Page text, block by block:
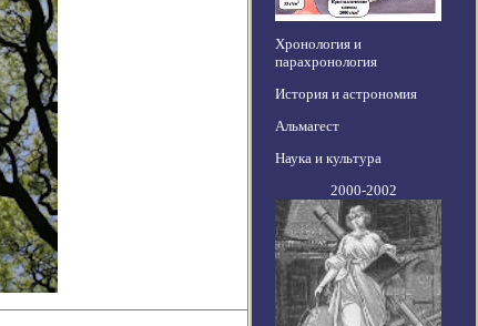
Хронология и
парахронология
История и астрономия
Альмагест
Наука и культура
2000-2002